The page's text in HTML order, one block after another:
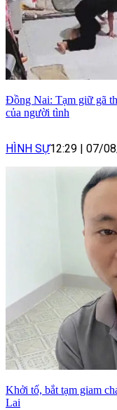
Đồng Nai: Tạm giữ gã
của người tình
HÌNH SỰ12:29 | 07/
Khởi tố, bắt tạm giam
Lai